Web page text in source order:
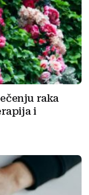
raka
i